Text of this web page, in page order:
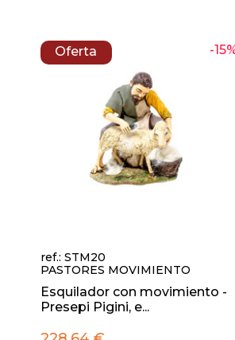
-
Oferta
ref.: STM20
PASTORES MOVIMIENTO
Esquilador con movimiento -
Presepi Pigini, e...